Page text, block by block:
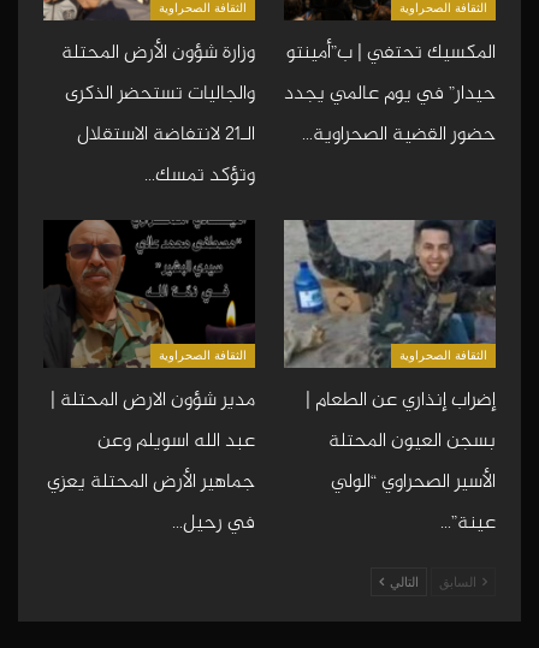
الثقافة الصحراوية
المكسيك تحتفي | ب”أمينتو
حيدار” في يوم عالمي يجدد
حضور القضية الصحراوية…
الثقافة الصحراوية
وزارة شؤون الأرض المحتلة
والجاليات تستحضر الذكرى
الـ21 لانتفاضة الاستقلال
وتؤكد تمسك…
الثقافة الصحراوية
إضراب إنذاري عن الطعام |
بسجن العيون المحتلة
الأسير الصحراوي “الولي
عينة”…
الثقافة الصحراوية
مدير شؤون الارض المحتلة |
عبد الله اسويلم وعن
جماهير الأرض المحتلة يعزي
في رحيل…
السابق التالي